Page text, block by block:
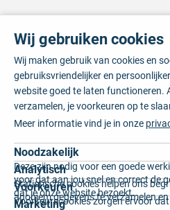
Wij gebruiken cookies
Wij maken gebruik van cookies en
gebruiksvriendelijker en
website goed te laten functioneren.
verzamelen, je voorkeuren op te
Meer informatie vind je in onze
Noodzakelijk
Deze zijn nodig voor een goede
voor dat aan jou snel en correct de
dat je onze website bezoekt.
Analytisch
Statistische cookies helpen ons
anoniem gegevens te verzamelen
Voorkeuren
Voorkeurscookies zorgen ervoor
Marketing